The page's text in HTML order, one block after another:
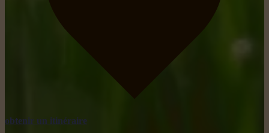
obtenir un itinéraire